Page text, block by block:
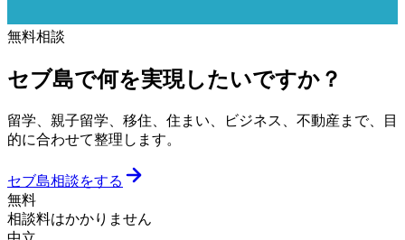
無料相談
セブ島で何を実現したいですか？
留学、親子留学、移住、住まい、ビジネス、不動産まで、目
的に合わせて整理します。
セブ島相談をする
無料
相談料はかかりません